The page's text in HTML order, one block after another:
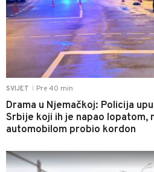
SVIJET Pre 40 min
Drama u Njemačkoj: Policija
Srbije koji ih je napao lopatom,
automobilom probio kordon